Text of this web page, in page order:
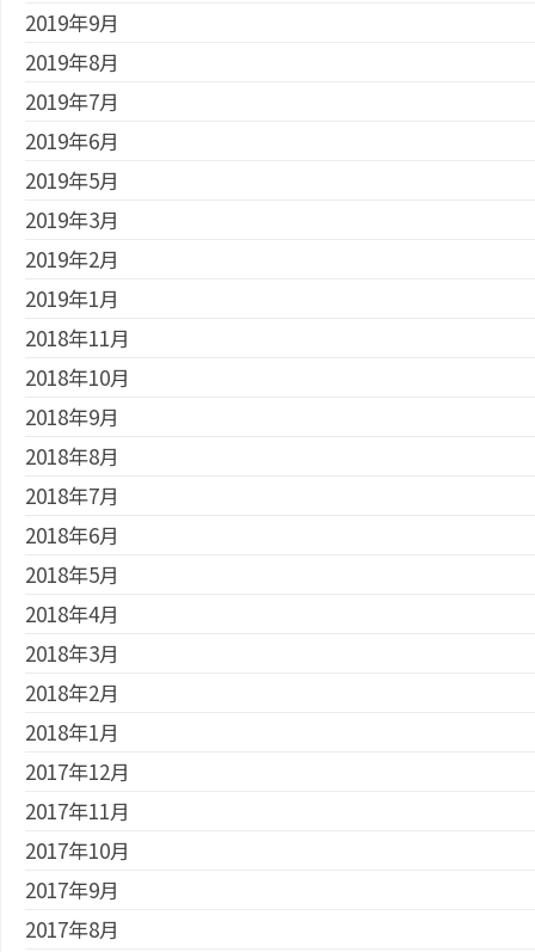
2019年9月
2019年8月
2019年7月
2019年6月
2019年5月
2019年3月
2019年2月
2019年1月
2018年11月
2018年10月
2018年9月
2018年8月
2018年7月
2018年6月
2018年5月
2018年4月
2018年3月
2018年2月
2018年1月
2017年12月
2017年11月
2017年10月
2017年9月
2017年8月